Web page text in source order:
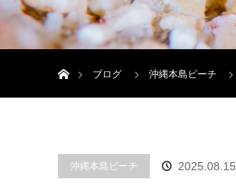
ブログ
沖縄本島ビーチ
沖縄本島ビーチ 2025.08.15